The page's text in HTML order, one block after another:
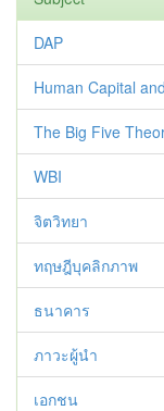
DAP
Human Capital
The Big Five
WBI
จิตวิทยา
ทฤษฎีบุคลิกภาพ
ธนาคาร
ภาวะผู้นำ
เอกชน